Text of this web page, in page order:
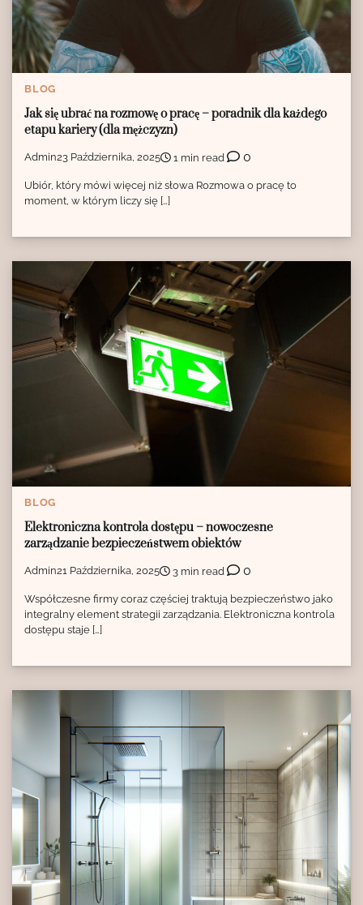
BLOG
Jak się ubrać na rozmowę o pracę – poradnik dla każdego
etapu kariery (dla mężczyzn)
Admin23 Października, 2025 1 min read 0
Ubiór, który mówi więcej niż słowa Rozmowa o pracę to
moment, w którym liczy się […]
BLOG
Elektroniczna kontrola dostępu – nowoczesne
zarządzanie bezpieczeństwem obiektów
Admin21 Października, 2025 3 min read 0
Współczesne firmy coraz częściej traktują bezpieczeństwo jako
integralny element strategii zarządzania. Elektroniczna kontrola
dostępu staje […]